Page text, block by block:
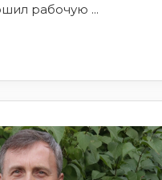
рабочую ...